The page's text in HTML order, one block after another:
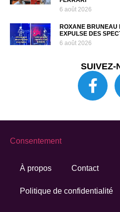
6 août 2026
ROXANE BRUNEAU
EXPULSE DES
6 août 2026
SUIVEZ-
À propos Contact
Politique de confidentialité
Consentement